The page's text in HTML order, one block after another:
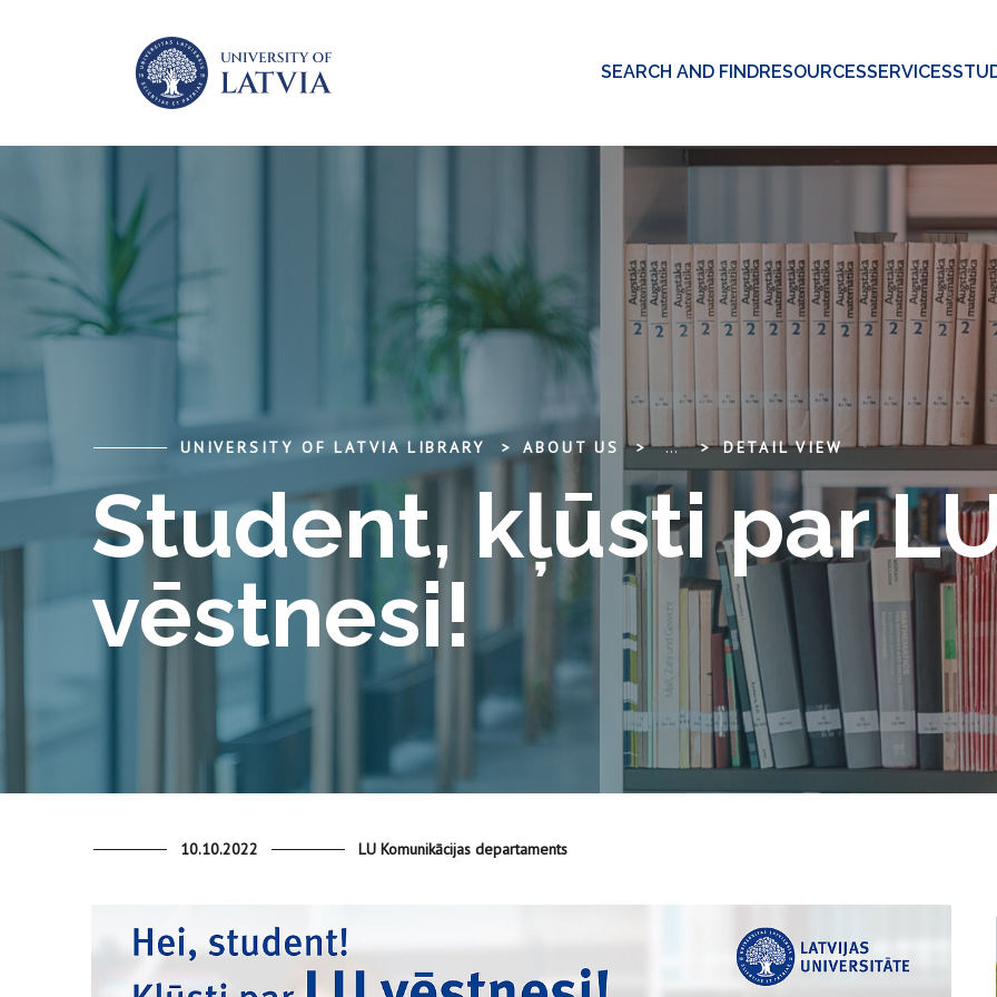
SEARCH AND FINDRESOURCESSERVICES
UNIVERSITY OF LATVIA LIBRARY ABOUT US ... DETAIL VIEW
Student, kļūsti par
vēstnesi!
10.10.2022 LU Komunikācijas departaments